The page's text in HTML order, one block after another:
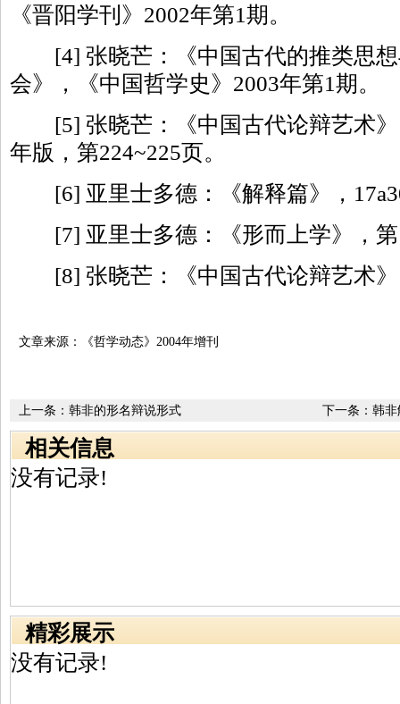
《晋阳学刊》2002年第1期。
[4] 张晓芒：《中国古代的推类思想
会》，《中国哲学史》2003年第1期。
[5] 张晓芒：《中国古代论辩艺术》
年版，第224~225页。
[6] 亚里士多德：《解释篇》，
[7] 亚里士多德：《形而上学》，第
[8] 张晓芒：《中国古代论辩艺术》
文章来源：《哲学动态》2004年增刊
下一条： 韩非
上一条： 韩非的形名辩说形式
相关信息
没有记录!
精彩展示
没有记录!